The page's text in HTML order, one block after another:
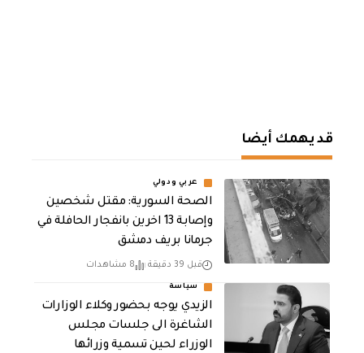
قد يهمك أيضا
عربي ودولي
الصحة السورية: مقتل شخصين
وإصابة 13 اخرين بانفجار الحافلة في
جرمانا بريف دمشق
قبل 39 دقيقة 8 مشاهدات
سياسة
الزيدي يوجه بحضور وكلاء الوزارات
الشاغرة الى جلسات مجلس
الوزراء لحين تسمية وزرائها